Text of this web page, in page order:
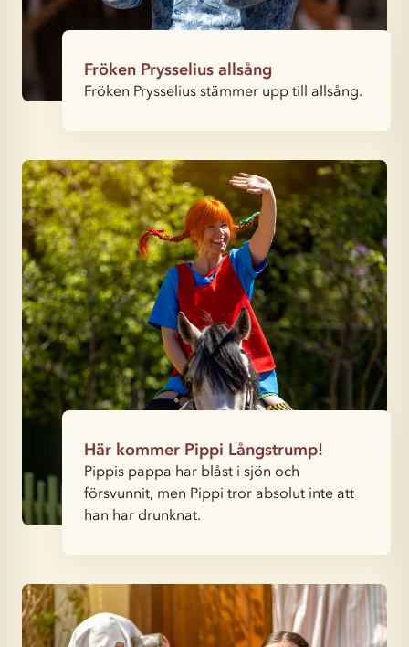
Fröken Prysselius allsång
Fröken Prysselius stämmer upp till allsång.
Här kommer Pippi Långstrump!
Pippis pappa har blåst i sjön och
försvunnit, men Pippi tror absolut inte att
han har drunknat.